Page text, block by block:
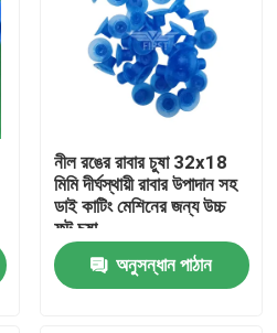
নীল রঙের রাবার চুষা 32x18
মিমি দীর্ঘস্থায়ী রাবার উপাদান সহ
ডাই কাটিং মেশিনের জন্য উচ্চ
ফুট চুষা
অনুসন্ধান পাঠান